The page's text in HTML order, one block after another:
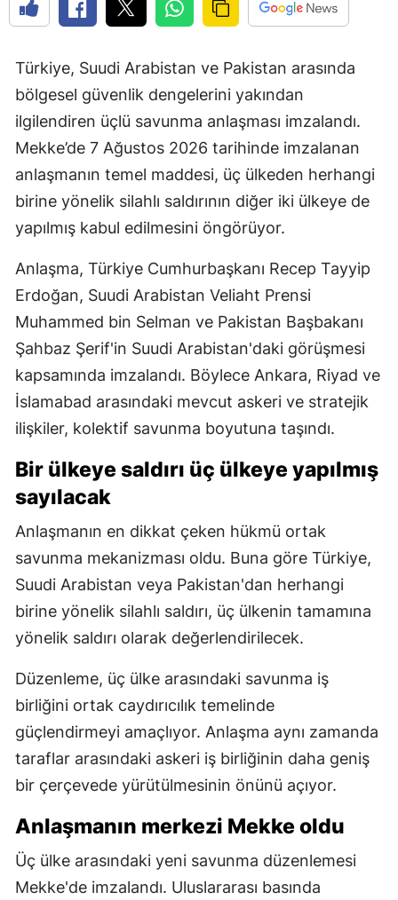
Türkiye, Suudi Arabistan ve Pakistan arasında
bölgesel güvenlik dengelerini yakından
ilgilendiren üçlü savunma anlaşması imzalandı.
Mekke’de 7 Ağustos 2026 tarihinde imzalanan
anlaşmanın temel maddesi, üç ülkeden herhangi
birine yönelik silahlı saldırının diğer iki ülkeye de
yapılmış kabul edilmesini öngörüyor.
Anlaşma, Türkiye Cumhurbaşkanı Recep Tayyip
Erdoğan, Suudi Arabistan Veliaht Prensi
Muhammed bin Selman ve Pakistan Başbakanı
Şahbaz Şerif'in Suudi Arabistan'daki görüşmesi
kapsamında imzalandı. Böylece Ankara, Riyad ve
İslamabad arasındaki mevcut askeri ve stratejik
ilişkiler, kolektif savunma boyutuna taşındı.
Bir ülkeye saldırı üç ülkeye yapılmış
sayılacak
Anlaşmanın en dikkat çeken hükmü ortak
savunma mekanizması oldu. Buna göre Türkiye,
Suudi Arabistan veya Pakistan'dan herhangi
birine yönelik silahlı saldırı, üç ülkenin tamamına
yönelik saldırı olarak değerlendirilecek.
Düzenleme, üç ülke arasındaki savunma iş
birliğini ortak caydırıcılık temelinde
güçlendirmeyi amaçlıyor. Anlaşma aynı zamanda
taraflar arasındaki askeri iş birliğinin daha geniş
bir çerçevede yürütülmesinin önünü açıyor.
Anlaşmanın merkezi Mekke oldu
Üç ülke arasındaki yeni savunma düzenlemesi
Mekke'de imzalandı. Uluslararası basında